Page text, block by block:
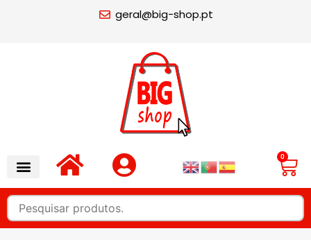
geral@big-shop.pt
0